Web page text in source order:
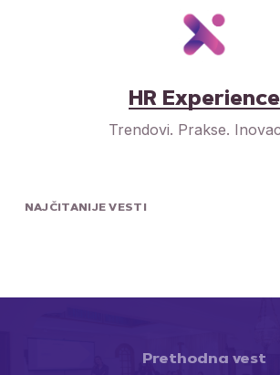
HR Experience
Trendovi. Prakse.
NAJČITANIJE VESTI
Prethodna vest